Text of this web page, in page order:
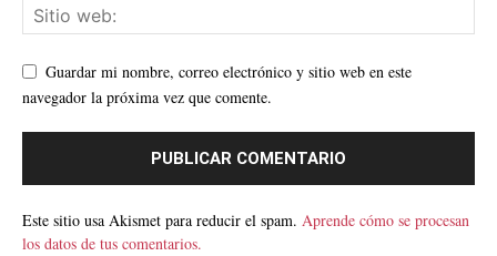
Guardar mi nombre, correo electrónico y sitio web en este
navegador la próxima vez que comente.
Este sitio usa Akismet para reducir el spam. Aprende cómo se procesan
los datos de tus comentarios.